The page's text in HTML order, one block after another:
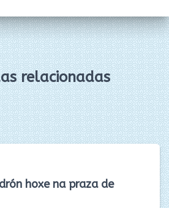
relacionadas
hoxe na praza de